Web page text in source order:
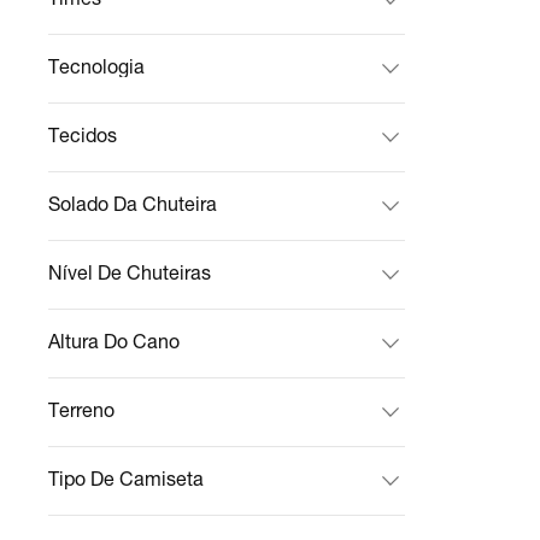
Tecnologia
Tecidos
Solado Da Chuteira
Nível De Chuteiras
Altura Do Cano
Terreno
Tipo De Camiseta